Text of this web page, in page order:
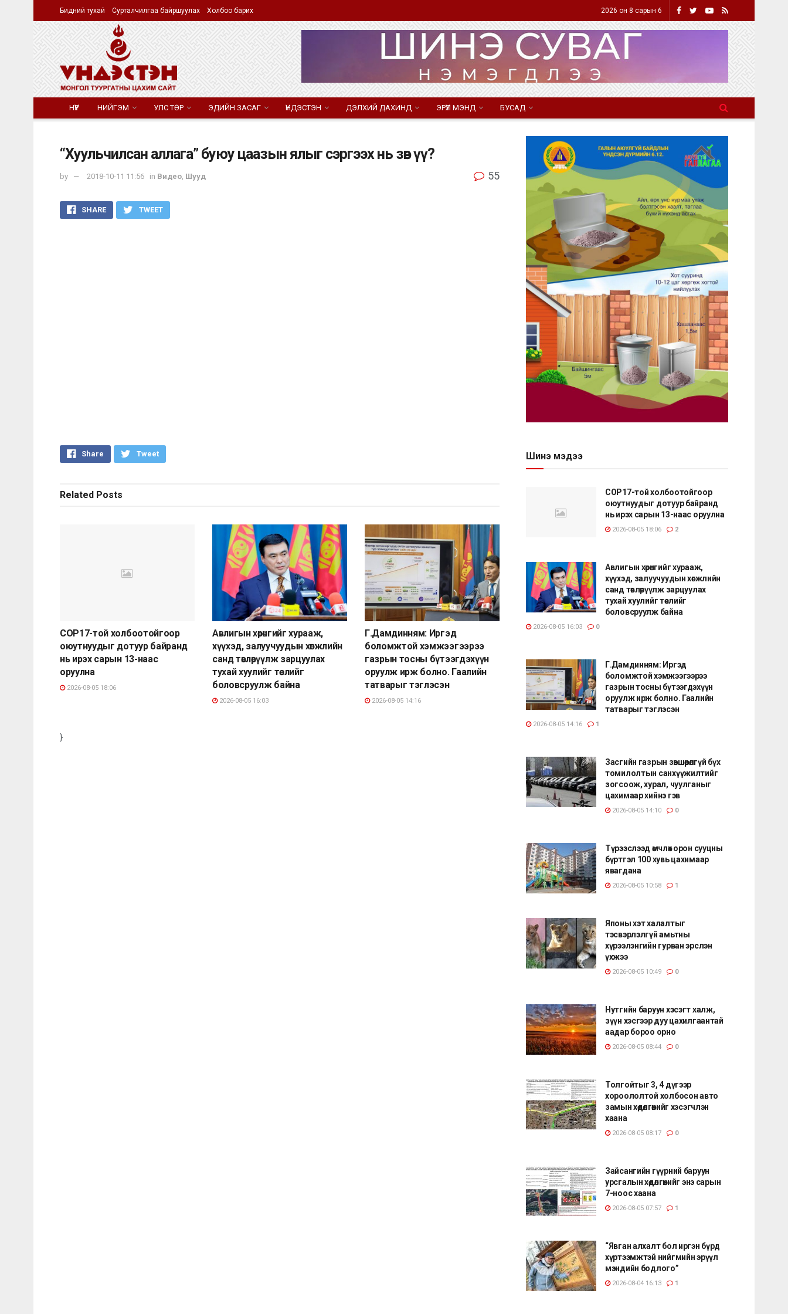
Бидний тухай Сурталчилгаа байршуулах Холбоо барих 2026 он 8 сарын 6
НҮҮР НИЙГЭМ УЛС ТӨР ЭДИЙН ЗАСАГ ҮНДЭСТЭН ДЭЛХИЙ ДАХИНД ЭРҮҮЛ МЭНД БУСАД
“Хуульчилсан аллага” буюу цаазын ялыг сэргээх нь зөв үү?
by 2018-10-11 11:56 in Видео, Шууд 55
SHARE TWEET
Share Tweet
Related Posts
COP17-той холбоотойгоор
оюутнуудыг дотуур байранд
нь ирэх сарын 13-наас
оруулна
2026-08-05 18:06
Авлигын хөрөнгийг хурааж,
хүүхэд, залуучуудын хөгжлийн
санд төвлөрүүлж зарцуулах
тухай хуулийг төслийг
боловсруулж байна
2026-08-05 16:03
Г.Дамдинням: Иргэд
боломжтой хэмжээгээрээ
газрын тосны бүтээгдэхүүн
оруулж ирж болно. Гаалийн
татварыг тэглэсэн
2026-08-05 14:16
}
Шинэ мэдээ
COP17-той холбоотойгоор
оюутнуудыг дотуур байранд
нь ирэх сарын 13-наас оруулна
2026-08-05 18:06 2
Авлигын хөрөнгийг хурааж,
хүүхэд, залуучуудын хөгжлийн
санд төвлөрүүлж зарцуулах
тухай хуулийг төслийг
боловсруулж байна
2026-08-05 16:03 0
Г.Дамдинням: Иргэд
боломжтой хэмжээгээрээ
газрын тосны бүтээгдэхүүн
оруулж ирж болно. Гаалийн
татварыг тэглэсэн
2026-08-05 14:16 1
Засгийн газрын зөвшөөрөлгүй бүх
томилолтын санхүүжилтийг
зогсоож, хурал, чуулганыг
цахимаар хийнэ гэв
2026-08-05 14:10 0
Түрээслээд өмчлөх орон сууцны
бүртгэл 100 хувь цахимаар
явагдана
2026-08-05 10:58 1
Японы хэт халалтыг
тэсвэрлэлгүй амьтны
хүрээлэнгийн гурван эрслэн
үхжээ
2026-08-05 10:49 0
Нутгийн баруун хэсэгт халж,
зүүн хэсгээр дуу цахилгаантай
аадар бороо орно
2026-08-05 08:44 0
Толгойтыг 3, 4 дүгээр
хороололтой холбосон авто
замын хөдөлгөөнийг хэсэгчлэн
хаана
2026-08-05 08:17 0
Зайсангийн гүүрний баруун
урсгалын хөдөлгөөнийг энэ сарын
7-ноос хаана
2026-08-05 07:57 1
“Явган алхалт бол иргэн бүрд
хүртээмжтэй нийгмийн эрүүл
мэндийн бодлого”
2026-08-04 16:13 1